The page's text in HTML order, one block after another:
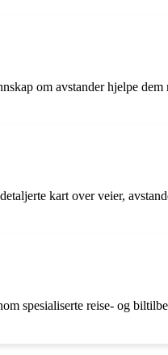
om avstander hjelpe
kart over veier,
spesialiserte reise- og